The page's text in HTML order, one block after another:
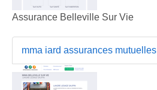
Assurance Belleville Sur Vie
mma iard assurances mutuelles